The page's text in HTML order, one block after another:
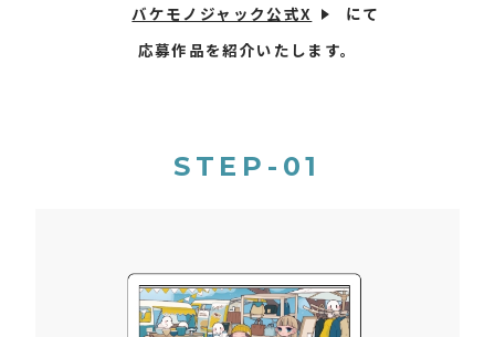
バケモノジャック公式X
にて
応募作品を紹介いたします。
STEP-01